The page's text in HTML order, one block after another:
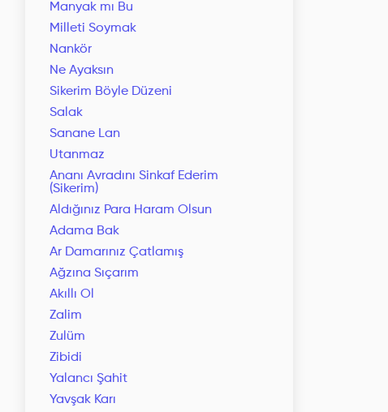
Manyak mı Bu
Milleti Soymak
Nankör
Ne Ayaksın
Sikerim Böyle Düzeni
Salak
Sanane Lan
Utanmaz
Ananı Avradını Sinkaf Ederim
(Sikerim)
Aldığınız Para Haram Olsun
Adama Bak
Ar Damarınız Çatlamış
Ağzına Sıçarım
Akıllı Ol
Zalim
Zulüm
Zibidi
Yalancı Şahit
Yavşak Karı